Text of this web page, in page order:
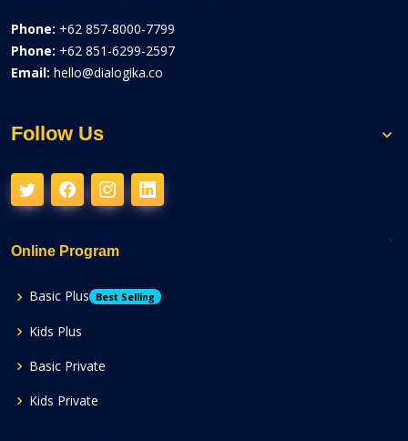
Phone: +62 857-8000-7799
Phone: +62 851-6299-2597
Email: hello@dialogika.co
Follow Us
Online Program
Basic Plus Best Selling
Kids Plus
Basic Private
Kids Private